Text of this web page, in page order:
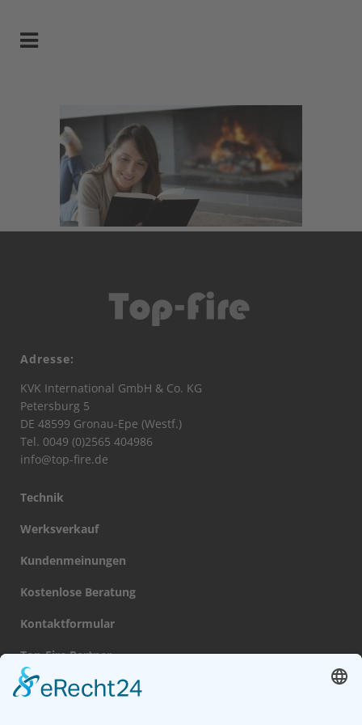
Adresse:
KVK International GmbH & Co. KG
Petersburg 5
DE 48599 Gronau-Epe (Westf.)
Tel. 0049 (0)2565 404986
info@top-fire.de
Technik
Werksverkauf
Kundenmeinungen
Kostenlose Beratung
Kontaktformular
Top-Fire Partner
Datenschutz